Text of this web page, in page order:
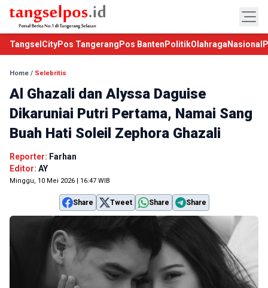
TangselCityPos Tangerang Pos Banten PolitikOlahraga Nasional
Home / Selebritis
Al Ghazali dan Alyssa Daguise
Dikaruniai Putri Pertama, Namai Sang
Buah Hati Soleil Zephora Ghazali
Reporter: Farhan
Editor: AY
Minggu, 10 Mei 2026 | 16:47 WIB
Share Tweet Share Share